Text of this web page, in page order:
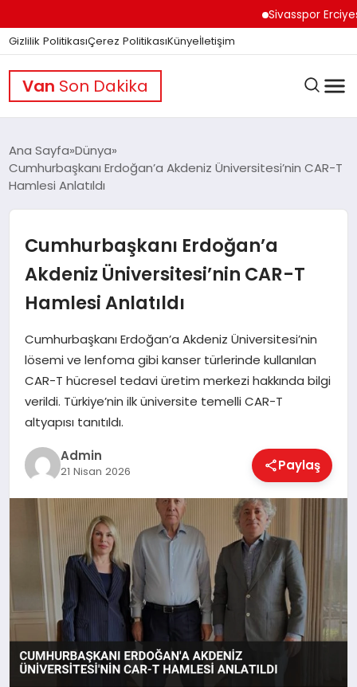
Sivasspor Erciyes
Gizlilik PolitikasıÇerez PolitikasıKünyeİletişim
Van Son Dakika
GÜNDEM
DÜNYA
EĞITIM
EKONOMI
MAGAZIN
SPOR
TEKNOLOJI
Ana Sayfa Dünya
Cumhurbaşkanı Erdoğan’a Akdeniz Üniversitesi’nin CAR-T
Hamlesi Anlatıldı
Cumhurbaşkanı Erdoğan’a
Akdeniz Üniversitesi’nin CAR-T
Hamlesi Anlatıldı
Cumhurbaşkanı Erdoğan’a Akdeniz Üniversitesi’nin
lösemi ve lenfoma gibi kanser türlerinde kullanılan
CAR-T hücresel tedavi üretim merkezi hakkında bilgi
verildi. Türkiye’nin ilk üniversite temelli CAR-T
altyapısı tanıtıldı.
Admin
21 Nisan 2026 Paylaş